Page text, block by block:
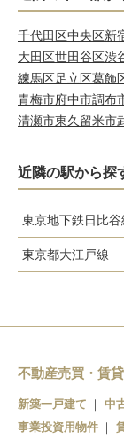
千代田区中央区新
大田区世田谷区渋
練馬区足立区葛飾
青梅市府中市調布
清瀬市東久留米市
近隣の駅から探
東京地下鉄日比谷
霞ケ関
恵比寿
東京都大江戸線
赤羽橋
麻布十番
六本木
青山一丁目
不動産売買・賃
新築一戸建て 中
事業投資用物件